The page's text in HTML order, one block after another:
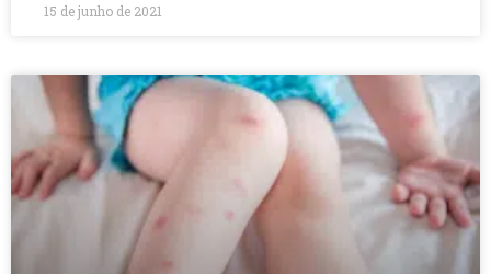
15 de junho de 2021